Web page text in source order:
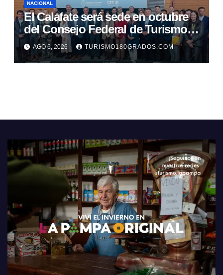
NACIONAL
El Calafate será sede en octubre
del Consejo Federal de Turismo y
del Foro Nacional
AGO 6, 2026 TURISMO180GRADOS.COM